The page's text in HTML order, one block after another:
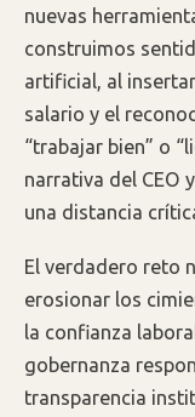
nuevas
construimos
artificial, al
salario y el
“trabajar bien” o
narrativa del CEO
una distancia
El verdadero reto
erosionar los
la confianza
gobernanza
transparencia